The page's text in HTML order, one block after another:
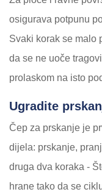
osigurava potpunu
Svaki korak se malo
da se ne uoče
prolaskom na isto
Ugradite
Čep za prskanje je
dijela: prskanje,
druga dva koraka -
hrane tako da se